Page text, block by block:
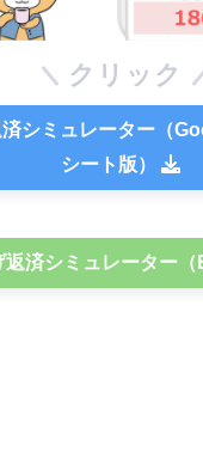
クリック
シミュレーター（
シート版）
返済シミュレーター（